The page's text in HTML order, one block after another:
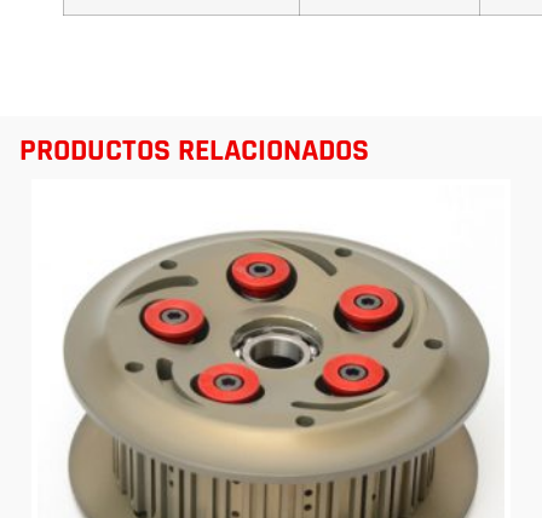
PRODUCTOS RELACIONADOS